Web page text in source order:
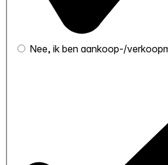
Nee, ik ben aankoop-/